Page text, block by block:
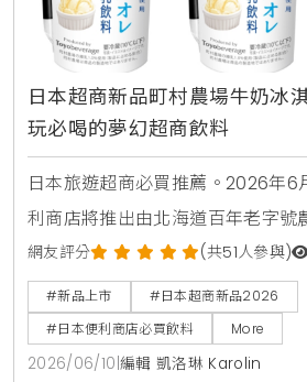
日本超商新品町村農場牛奶冰
玩必喝的夢幻超商飲料
日本旅遊超商必買推薦。2026年6
利商店將推出由北海道百年老字號
場牛奶冰淇淋歐蕾」。這款乳飲品
煉乳，完美呈現如同品嚐融化冰淇
赴日觀光不可錯過的夢幻甜點飲料。
網友評分 (共51人參與)
#新品上市
#日本超商新品2026
#日本便利商店必買飲料
More
2026/06/10 編輯 凱洛琳 Karolin